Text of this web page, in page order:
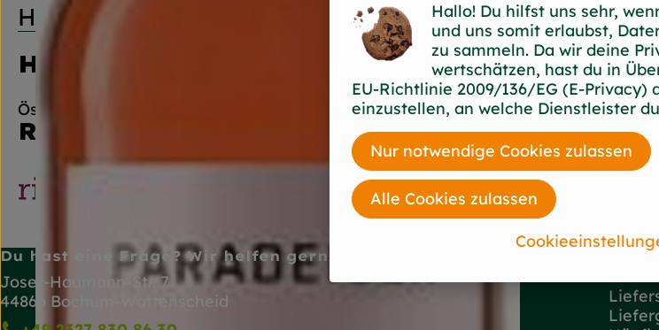
Herkunft
Hersteller: Peter Riegel Weinimport
Österreich
Riegel Eigenmarke
Du hast eine Frage? Wir helfen gerne!
Josef-Haumann-Str. 7
44866 Bochum-Wattenscheid
So
Hallo! Du hilfst uns sehr,
und uns somit erlaubst,
zu sammeln. Da wir deine
wertschätzen, hast du in
EU-Richtlinie 2009/136/EG (E-Privacy)
einzustellen, an welche Dienstleister
Nur notwendige Cookies zulassen
Alle Cookies zulassen